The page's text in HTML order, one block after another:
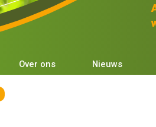
Over ons Nieuws